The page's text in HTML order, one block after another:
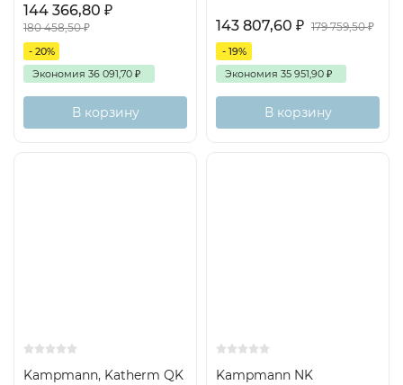
144 366,80 ₽
180 458,50₽
- 20%
Экономия 36 091,70 ₽
В корзину
143 807,60 ₽ 179 759,50₽
- 19%
Экономия 35 951,90 ₽
В корзину
Kampmann, Katherm QK Kampmann NK